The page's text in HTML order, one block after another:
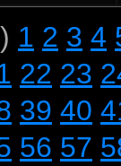
1 2 3 4
22 23
39 40
56 57